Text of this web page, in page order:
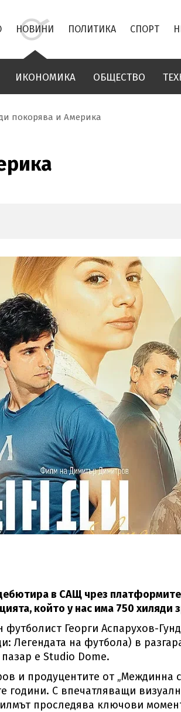
НОВИНИ ПОЛИТИКА СПОРТ
ИКОНОМИКА ОБЩЕСТВО
покорява и Америка
в САЩ чрез платформите
който у нас има 750 хиляди
Георги Аспарухов-
Легендата на футбола) в
е Studio Dome.
и продуцентите от „Междинна
години. С впечатляващи
проследява ключови